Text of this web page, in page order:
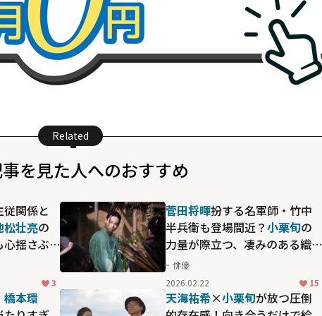
Related
を見た人へのおすすめ
従関係と
松壮亮の
揺さぶ
トライ
3
菅田将暉扮する名軍師・竹中
半兵衛も登場間近？小栗旬の
力量が際立つ、凄みのある織田
信長像にも反響が集まった
「豊臣兄弟！」の見せ場
俳優
2026.02.22
15
橋本環
天海祐希×小栗旬が放つ圧倒